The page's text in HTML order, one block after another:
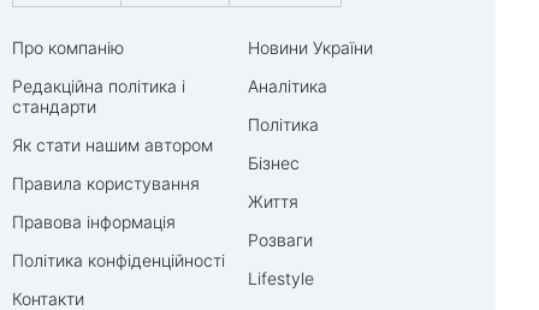
Про компанію
Редакційна політика і
стандарти
Як стати нашим автором
Правила користування
Правова інформація
Політика конфіденційності
Контакти
Новини України
Аналітика
Політика
Бізнес
Життя
Розваги
Lifestyle